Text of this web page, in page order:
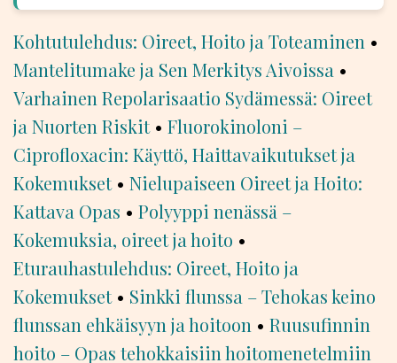
Kohtutulehdus: Oireet, Hoito ja Toteaminen •
Mantelitumake ja Sen Merkitys Aivoissa •
Varhainen Repolarisaatio Sydämessä: Oireet
ja Nuorten Riskit• Fluorokinoloni –
Ciprofloxacin: Käyttö, Haittavaikutukset ja
Kokemukset• Nielupaiseen Oireet ja Hoito:
Kattava Opas • Polyyppi nenässä –
Kokemuksia, oireet ja hoito •
Eturauhastulehdus: Oireet, Hoito ja
Kokemukset• Sinkki flunssa – Tehokas keino
flunssan ehkäisyyn ja hoitoon • Ruusufinnin
hoito – Opas tehokkaisiin hoitomenetelmiin